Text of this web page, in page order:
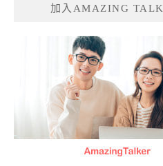
加入AMAZING